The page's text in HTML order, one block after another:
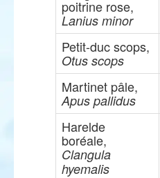
poitrine rose,
Lanius minor
Petit-duc scops,
Otus scops
Martinet pâle,
Apus pallidus
Harelde
boréale,
Clangula
hyemalis